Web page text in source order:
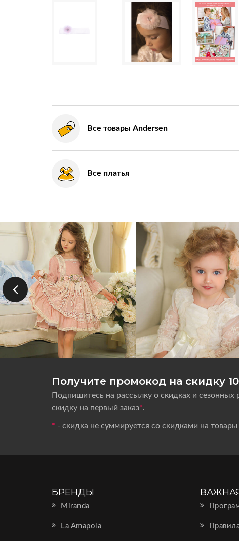
Все товары Andersen
Все платья
Получите промокод на скидку
Подпишитесь на рассылку о скидках и
скидку на первый заказ*.
* - скидка не суммируется со скидками на товары
БРЕНДЫ
Miranda
La Amapola